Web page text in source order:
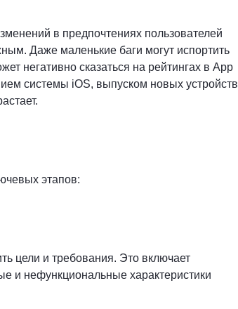
в предпочтениях пользователей
Даже маленькие баги могут испортить
негативно сказаться на рейтингах в App
системы iOS, выпуском новых устройств
этапов:
цели и требования. Это включает
и нефункциональные характеристики